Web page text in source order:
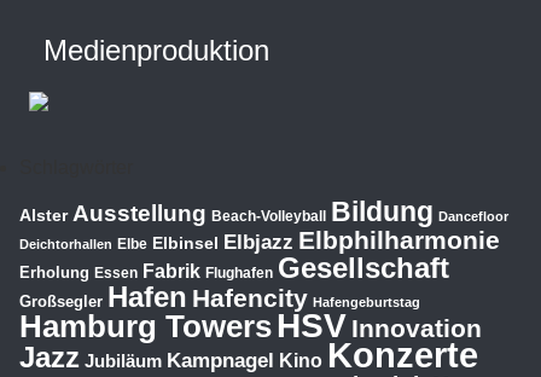
Medienproduktion
Alster Ausstellung Beach-Volleyball Bildung Dancefloor
Deichtorhallen Elbe Elbinsel Elbjazz Elbphilharmonie
Erholung Essen Fabrik Flughafen Gesellschaft
Großsegler Hafen Hafencity Hafengeburtstag
Hamburg TowersHSV Innovation
Jazz Jubiläum Kampnagel Kino Konzerte